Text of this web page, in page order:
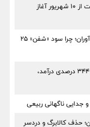
خبر مهم برای بازنشستگان؛ واریز معوقات از ۱۰ شهریور آغاز
افت ۳۶ درصدی فروش پتروشیمی فن آوران؛ چرا سود «شفن» ۲۵
زیان ۱۱ همتی بانک ایران‌زمین؛ چرا رشد ۳۴۴ درصدی درآمد،
جدایی ناگهانی ربیعی
حذف کالابرگ و دردسر